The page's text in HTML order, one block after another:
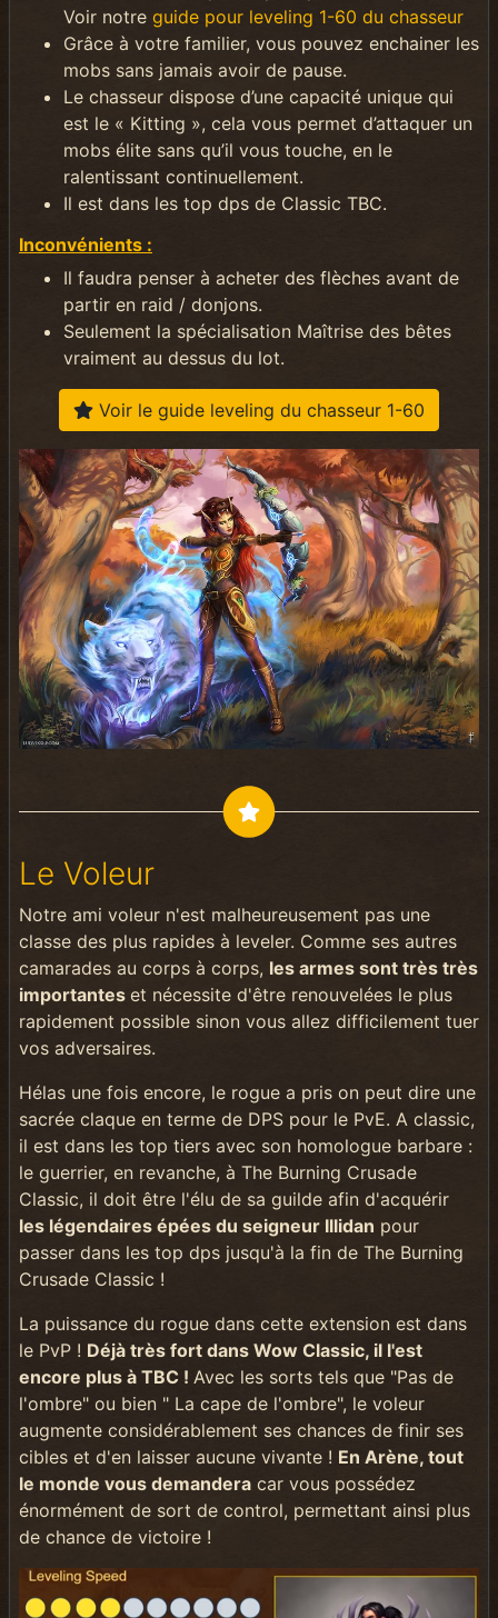
Voir notre guide pour leveling 1-60 du chasseur
Grâce à votre familier, vous pouvez enchainer les
mobs sans jamais avoir de pause.
Le chasseur dispose d’une capacité unique qui
est le « Kitting », cela vous permet d’attaquer un
mobs élite sans qu’il vous touche, en le
ralentissant continuellement.
Il est dans les top dps de Classic TBC.
Inconvénients :
Il faudra penser à acheter des flèches avant de
partir en raid / donjons.
Seulement la spécialisation Maîtrise des bêtes
vraiment au dessus du lot.
Voir le guide leveling du chasseur 1-60
Le Voleur
Notre ami voleur n'est malheureusement pas une
classe des plus rapides à leveler. Comme ses autres
camarades au corps à corps, les armes sont très très
importantes et nécessite d'être renouvelées le plus
rapidement possible sinon vous allez difficilement tuer
vos adversaires.
Hélas une fois encore, le rogue a pris on peut dire une
sacrée claque en terme de DPS pour le PvE. A classic,
il est dans les top tiers avec son homologue barbare :
le guerrier, en revanche, à The Burning Crusade
Classic, il doit être l'élu de sa guilde afin d'acquérir
les légendaires épées du seigneur Illidan pour
passer dans les top dps jusqu'à la fin de The Burning
Crusade Classic !
La puissance du rogue dans cette extension est dans
le PvP ! Déjà très fort dans Wow Classic, il l'est
encore plus à TBC ! Avec les sorts tels que "Pas de
l'ombre" ou bien " La cape de l'ombre", le voleur
augmente considérablement ses chances de finir ses
cibles et d'en laisser aucune vivante ! En Arène, tout
le monde vous demandera car vous possédez
énormément de sort de control, permettant ainsi plus
de chance de victoire !